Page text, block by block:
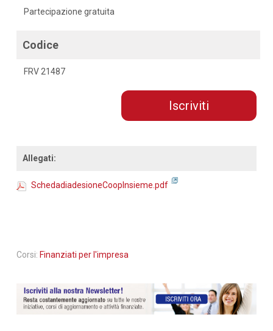
Partecipazione gratuita
Codice
FRV 21487
Iscriviti
Allegati:
SchedadiadesioneCoopInsieme.pdf
Corsi: Finanziati per l'impresa